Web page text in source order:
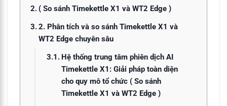
( So sánh Timekettle X1 và WT2 Edge )
2. Phân tích và so sánh Timekettle X1 và
WT2 Edge chuyên sâu
Hệ thống trung tâm phiên dịch AI
Timekettle X1: Giải pháp toàn diện
cho quy mô tổ chức ( So sánh
Timekettle X1 và WT2 Edge )